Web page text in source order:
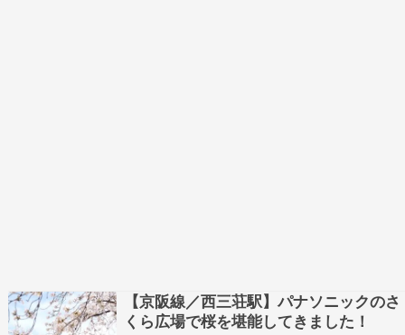
【京阪線／西三荘駅】パナソニックのさ
くら広場で桜を堪能してきました！